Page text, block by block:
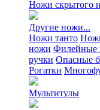
Ножи скрытого
Другие ножи...
Ножи танто
ножи Филейные
ручки Опасные
Рогатки
Мультитулы